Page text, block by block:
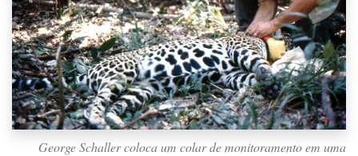
George Schaller coloca um colar de monitoramento em uma